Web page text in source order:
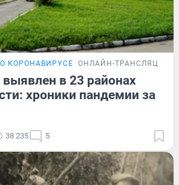
КОРОНАВИРУСЕ ОНЛАЙН-ТРАНСЛЯЦИЯ
в 23 районах
хроники пандемии за
38 235 5